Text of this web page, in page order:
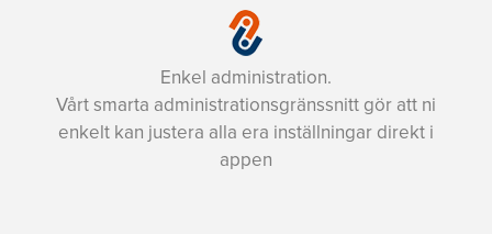
Enkel administration.
Vårt smarta administrationsgränssnitt gör att ni
enkelt kan justera alla era inställningar direkt i
appen